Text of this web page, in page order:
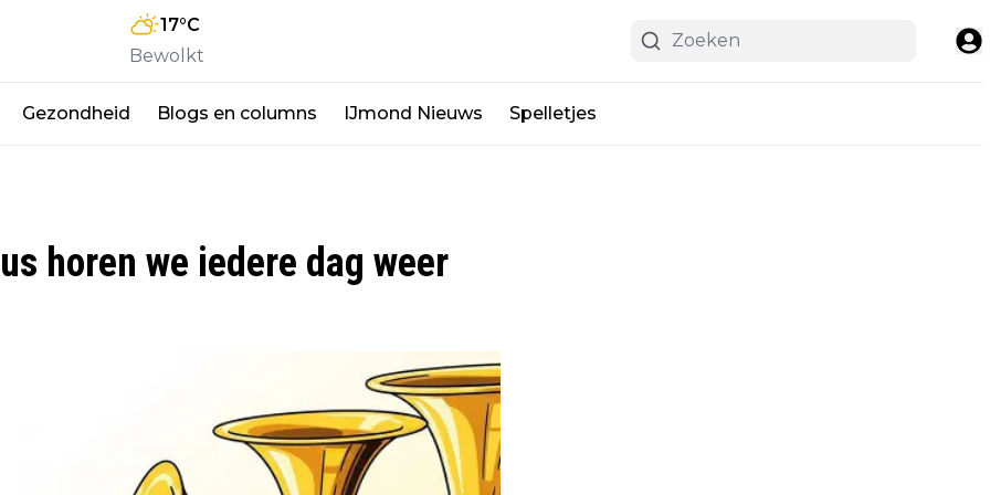
17°C
Bewolkt
Gezondheid Blogs en columns IJmond Nieuws Spelletjes
horen we iedere dag weer